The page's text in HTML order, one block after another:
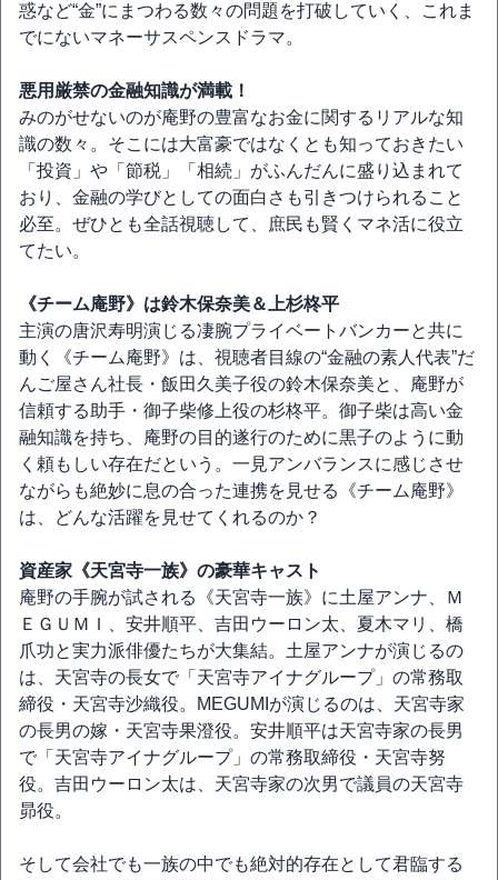
惑など“金”にまつわる数々の問題を打破していく、これま
でにないマネーサスペンスドラマ。
悪用厳禁の金融知識が満載！
みのがせないのが庵野の豊富なお金に関するリアルな知
識の数々。そこには大富豪ではなくとも知っておきたい
「投資」や「節税」「相続」がふんだんに盛り込まれて
おり、金融の学びとしての面白さも引きつけられること
必至。ぜひとも全話視聴して、庶民も賢くマネ活に役立
てたい。
《チーム庵野》は鈴木保奈美＆上杉柊平
主演の唐沢寿明演じる凄腕プライベートバンカーと共に
動く《チーム庵野》は、視聴者目線の“金融の素人代表”だ
んご屋さん社長・飯田久美子役の鈴木保奈美と、庵野が
信頼する助手・御子柴修上役の杉柊平。御子柴は高い金
融知識を持ち、庵野の目的遂行のために黒子のように動
く頼もしい存在だという。一見アンバランスに感じさせ
ながらも絶妙に息の合った連携を見せる《チーム庵野》
は、どんな活躍を見せてくれるのか？
資産家《天宮寺一族》の豪華キャスト
庵野の手腕が試される《天宮寺一族》に土屋アンナ、Ｍ
ＥＧＵＭＩ、安井順平、吉田ウーロン太、夏木マリ、橋
爪功と実力派俳優たちが大集結。土屋アンナが演じるの
は、天宮寺の長女で「天宮寺アイナグループ」の常務取
締役・天宮寺沙織役。MEGUMIが演じるのは、天宮寺家
の長男の嫁・天宮寺果澄役。安井順平は天宮寺家の長男
で「天宮寺アイナグループ」の常務取締役・天宮寺努
役。吉田ウーロン太は、天宮寺家の次男で議員の天宮寺
昴役。
そして会社でも一族の中でも絶対的存在として君臨する